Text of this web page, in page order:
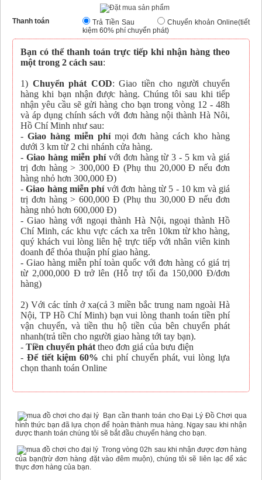
Thanh toán Trả Tiền Sau
Chuyển khoản Online(tiết
kiệm 60% phí chuyển phát)
Bạn có thể thanh toán trực tiếp khi nhận hàng theo
một trong 2 cách sau:
1) Chuyển phát COD: Giao tiền cho người chuyển
hàng khi bạn nhận được hàng. Chúng tôi sau khi tiếp
nhận yêu cầu sẽ gửi hàng cho bạn trong vòng 12 - 48h
và áp dụng chính sách với đơn hàng nội thành Hà Nôi,
Hồ Chí Minh như sau:
- Giao hàng miễn phímọi đơn hàng cách kho hàng
dưới 3 km từ 2 chi nhánh cửa hàng.
- Giao hàng miễn phívới đơn hàng từ 3 - 5 km và giá
trị đơn hàng > 300,000 Đ (Phụ thu 20,000 Đ nếu đơn
hàng nhỏ hơn 300,000 Đ)
-Giao hàng miễn phívới đơn hàng từ 5 - 10 km và giá
trị đơn hàng > 600,000 Đ (Phụ thu 30,000 Đ nếu đơn
hàng nhỏ hơn 600,000 Đ)
- Giao hàng với ngoại thành Hà Nội, ngoại thành Hồ
Chí Minh, các khu vực cách xa trên 10km từ kho hàng,
quý khách vui lòng liên hệ trực tiếp với nhân viên kinh
doanh để thỏa thuận phí giao hàng.
- Giao hàng miễn phí toàn quốc với đơn hàng có giá trị
từ 2,000,000 Đ trở lên (Hỗ trợ tối đa 150,000 Đ/đơn
hàng)
2) Với các tỉnh ở xa(cả 3 miền bắc trung nam ngoài Hà
Nội, TP Hồ Chí Minh) bạn vui lòng thanh toán tiền phí
vận chuyển, và tiền thu hộ tiền của bên chuyển phát
nhanh(trả tiền cho người giao hàng tới tay bạn).
- Tiền chuyển phát theo đơn giá của bưu điện
- Để tiết kiệm 60% chi phí chuyển phát, vui lòng lựa
chọn thanh toán Online
Bạn cần thanh toán cho Đại Lý Đồ Chơi qua
hình thức bạn đã lựa chọn để hoàn thành mua hàng. Ngay sau khi nhận
được thanh toán chúng tôi sẽ bắt đầu chuyển hàng cho bạn.
Trong vòng 02h sau khi nhận được đơn hàng
của bạn(trừ đơn hàng đặt vào đêm muộn), chúng tôi sẽ liên lạc để xác
thực đơn hàng của bạn.